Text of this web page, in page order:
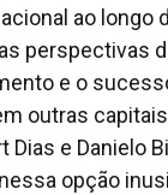
ao longo
perspectivas
e o
outras
Dias e Danielo
opção